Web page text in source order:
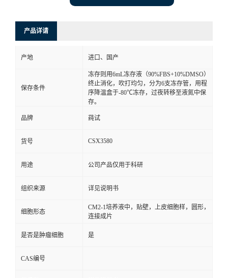
产品详请
产地 进口、国产
保存条件
冻存则用6mL冻存液（90%FBS+10%DMSO）
终止消化，吹打均匀，分为6支冻存管，用程
序降温盒于-80℃冻存，过夜转移至液氮中保
存。
品牌 莼试
货号 CSX3580
用途 公司产品仅用于科研
组织来源 详见说明书
细胞形态
CM2-1培养液中，贴壁，上皮细胞样，圆形，
连接成片
是否是肿瘤细胞 是
CAS编号